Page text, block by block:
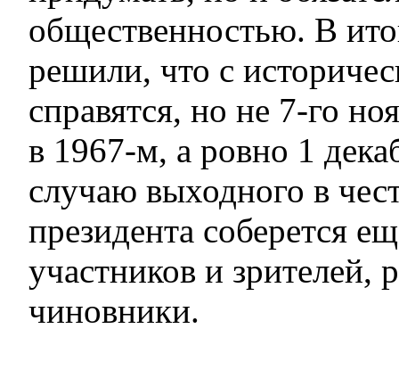
общественностью. В
решили, что с
справятся, но не 7-го
в 1967-м, а ровно 1
случаю выходного в
президента соберется
участников и зрителей,
чиновники.